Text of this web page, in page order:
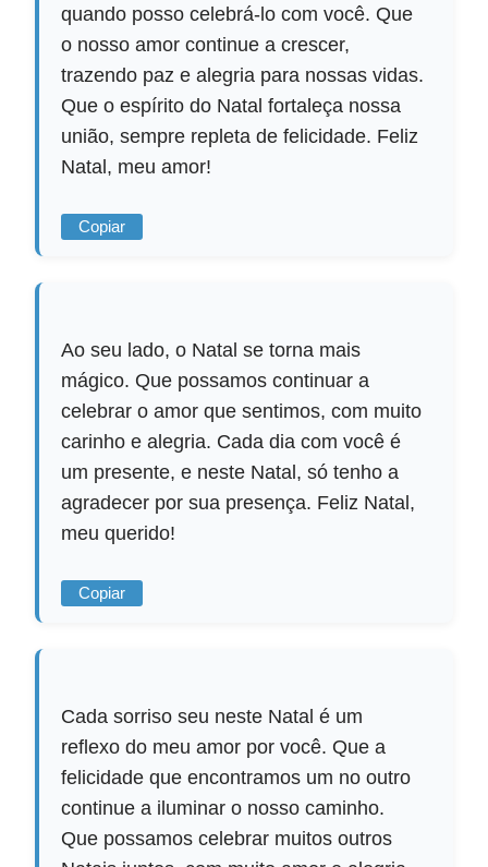
quando posso celebrá-lo com você. Que
o nosso amor continue a crescer,
trazendo paz e alegria para nossas vidas.
Que o espírito do Natal fortaleça nossa
união, sempre repleta de felicidade. Feliz
Natal, meu amor!
Copiar
Ao seu lado, o Natal se torna mais
mágico. Que possamos continuar a
celebrar o amor que sentimos, com muito
carinho e alegria. Cada dia com você é
um presente, e neste Natal, só tenho a
agradecer por sua presença. Feliz Natal,
meu querido!
Copiar
Cada sorriso seu neste Natal é um
reflexo do meu amor por você. Que a
felicidade que encontramos um no outro
continue a iluminar o nosso caminho.
Que possamos celebrar muitos outros